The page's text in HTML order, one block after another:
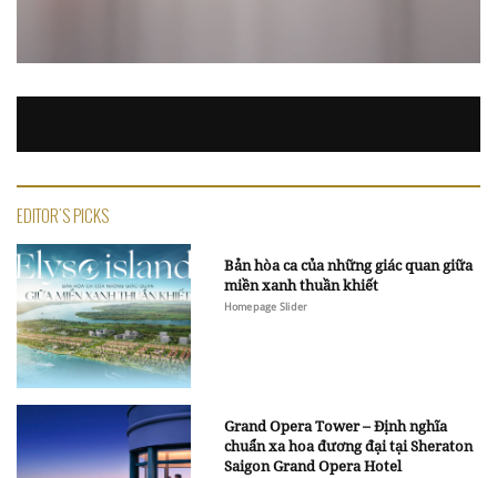
EDITOR'S PICKS
Bản hòa ca của những giác quan giữa
miền xanh thuần khiết
Homepage Slider
Grand Opera Tower – Định nghĩa
chuẩn xa hoa đương đại tại Sheraton
Saigon Grand Opera Hotel